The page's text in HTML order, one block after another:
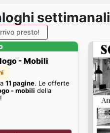
settimanali
presto!
- Mobili
11 pagine. Le offerte
- mobili della